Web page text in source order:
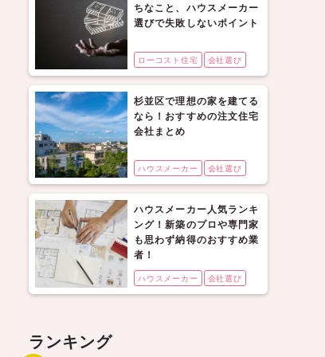
ちなこと、ハウスメーカー
選びで失敗しないポイント
ローコスト住宅 会社選び
杉並区で理想の家を建てる
なら！おすすめの注文住宅
会社まとめ
ハウスメーカー 会社選び
ハウスメーカー人気ランキ
ング！新築のプロや専門家
も思わず納得のおすすめ業
者！
ハウスメーカー 会社選び
ランキング